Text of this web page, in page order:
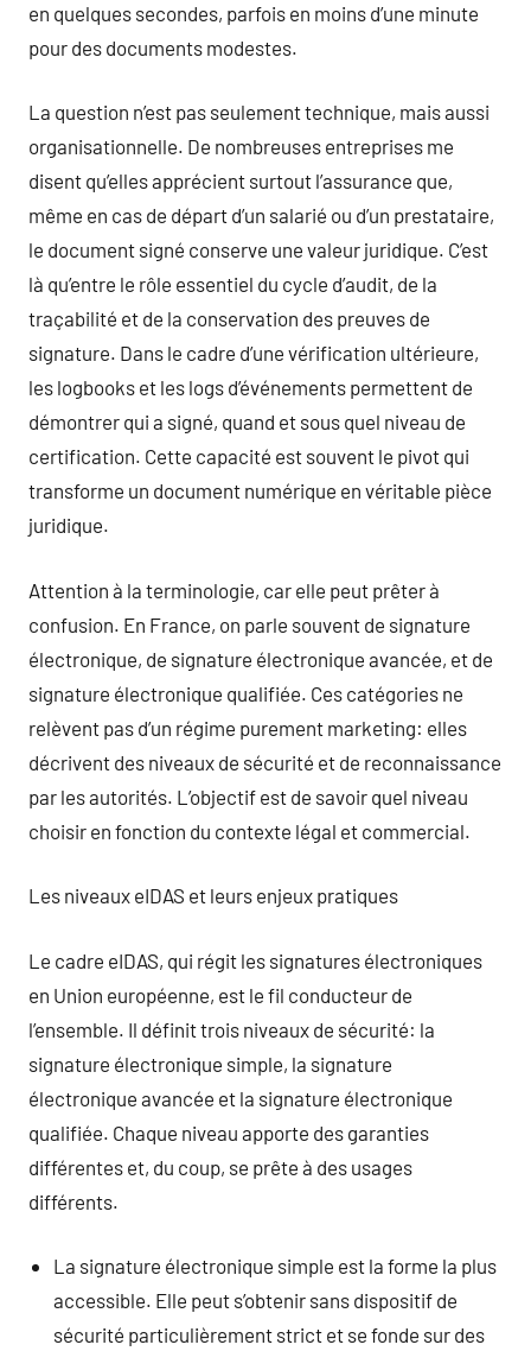
en quelques secondes, parfois en moins d’une minute
pour des documents modestes.
La question n’est pas seulement technique, mais aussi
organisationnelle. De nombreuses entreprises me
disent qu’elles apprécient surtout l’assurance que,
même en cas de départ d’un salarié ou d’un prestataire,
le document signé conserve une valeur juridique. C’est
là qu’entre le rôle essentiel du cycle d’audit, de la
traçabilité et de la conservation des preuves de
signature. Dans le cadre d’une vérification ultérieure,
les logbooks et les logs d’événements permettent de
démontrer qui a signé, quand et sous quel niveau de
certification. Cette capacité est souvent le pivot qui
transforme un document numérique en véritable pièce
juridique.
Attention à la terminologie, car elle peut prêter à
confusion. En France, on parle souvent de signature
électronique, de signature électronique avancée, et de
signature électronique qualifiée. Ces catégories ne
relèvent pas d’un régime purement marketing: elles
décrivent des niveaux de sécurité et de reconnaissance
par les autorités. L’objectif est de savoir quel niveau
choisir en fonction du contexte légal et commercial.
Les niveaux eIDAS et leurs enjeux pratiques
Le cadre eIDAS, qui régit les signatures électroniques
en Union européenne, est le fil conducteur de
l’ensemble. Il définit trois niveaux de sécurité: la
signature électronique simple, la signature
électronique avancée et la signature électronique
qualifiée. Chaque niveau apporte des garanties
différentes et, du coup, se prête à des usages
différents.
La signature électronique simple est la forme la plus
accessible. Elle peut s’obtenir sans dispositif de
sécurité particulièrement strict et se fonde sur des